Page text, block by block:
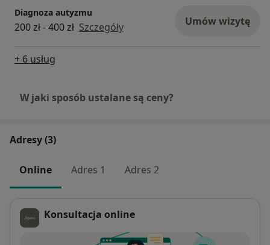
Diagnoza autyzmu
200 zł - 400 zł Szczegóły Umów wizytę
+ 6 usług
W jaki sposób ustalane są ceny?
Adresy (3)
Online Adres 1 Adres 2
Konsultacja online